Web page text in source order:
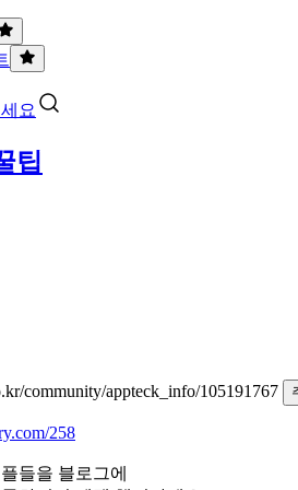
요
팁
community/appteck_info/105191767
258
들을 블로그에